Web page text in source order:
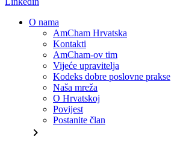
O nama
AmCham Hrvatska
Kontakti
AmCham-ov tim
Vijeće upravitelja
Kodeks dobre poslovne prakse
Naša mreža
O Hrvatskoj
Povijest
Postanite član
chevron_right